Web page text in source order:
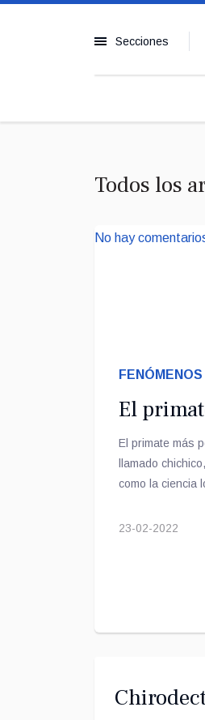
Secciones
Todos los
No hay
FENÓMENOS
El
El primate más
llamado
como la ciencia
23-02-2022